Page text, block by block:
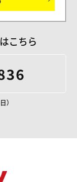
こちら
）